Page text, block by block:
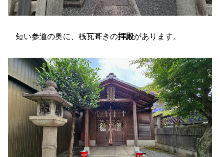
短い参道の奥に、桟瓦葺きの拝殿があります。